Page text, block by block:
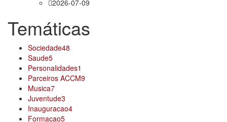
2026-07-09
Temáticas
Sociedade48
Saude5
Personalidades1
Parceiros ACCM9
Musica7
Juventude3
Inauguracao4
Formacao5